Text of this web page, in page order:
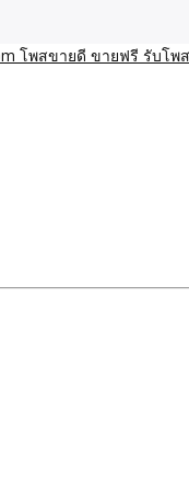
ที่ดิน อสั
หา รับโพสต์ประกาศขา